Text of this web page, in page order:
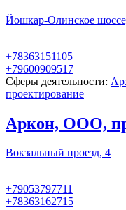
Йошкар-Олинское
+78363151105
+79600909517
Сферы деятельности:
проектирование
Аркон, ООО,
Вокзальный проезд, 4
+79053797711
+78363162715